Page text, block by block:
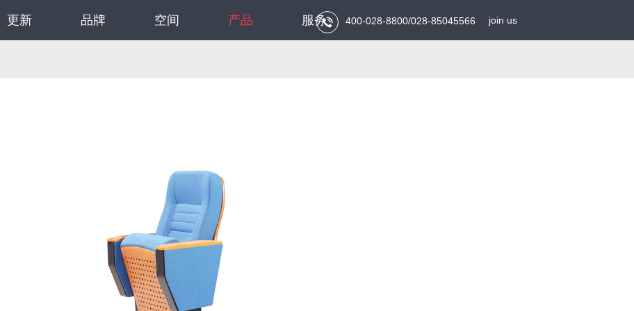
更新 品牌 空间 产品 服务 400-028-8800/028-85045566 join us